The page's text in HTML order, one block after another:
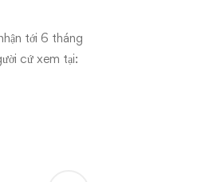
tới 6 tháng
cứ xem tại: